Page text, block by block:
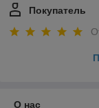
Покупатель
О нас